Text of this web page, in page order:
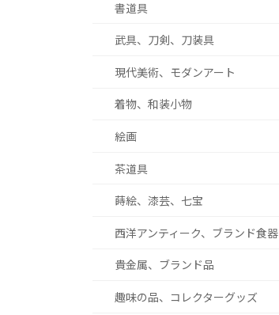
書道具
武具、刀剣、刀装具
現代美術、モダンアート
着物、和装小物
絵画
茶道具
蒔絵、漆芸、七宝
西洋アンティーク、ブランド食器
貴金属、ブランド品
趣味の品、コレクターグッズ